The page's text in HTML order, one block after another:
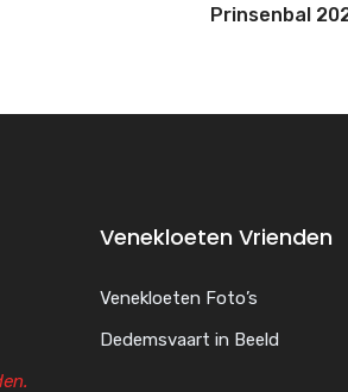
Prinsenbal
Venekloeten Vrienden
Venekloeten Foto’s
Dedemsvaart in Beeld